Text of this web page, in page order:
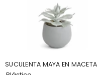
SUCULENTA MAYA EN MACETA